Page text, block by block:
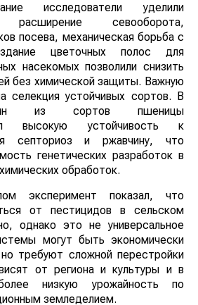
исследователи уделили
расширение севооборота,
посева, механическая борьба с
цветочных полос для
насекомых позволили снизить
без химической защиты. Важную
селекция устойчивых сортов. В
из сортов пшеницы
высокую устойчивость к
септориоз и ржавчину, что
генетических разработок в
обработок.
эксперимент показал, что
от пестицидов в сельском
однако это не универсальное
могут быть экономически
требуют сложной перестройки
от региона и культуры и в
низкую урожайность по
земледелием.